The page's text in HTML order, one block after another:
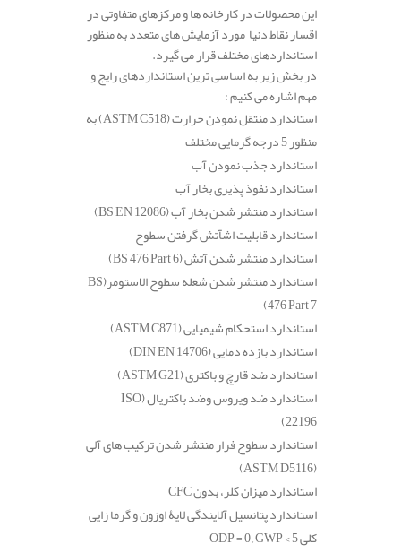
این محصولات در کارخانه ها و مرکزهای متفاوتی در
اقسار نقاط دنیا مورد آزمایش های متعدد به منظور
استانداردهای مختلف قرار می گیرد.
در بخش زیر به اساسی ترین استانداردهای رایج و
مهم اشاره می کنیم :
استاندارد منتقل نمودن حرارت(ASTM C518)
به
منظور 5 درجه گرمایی مختلف
استاندارد جذب نمودن آب
استاندارد نفوذ پذیری بخار آب
استاندارد منتشر شدن بخار آب(BS EN 12086)
استاندارد قابلیت اشآتش گرفتن سطوح
استاندارد منتشر شدن آتش(BS 476 Part 6)
استاندارد منتشر شدن شعله سطوح الاستومر(BS
476 Part 7)
استاندارد استحکام شیمیایی(ASTM C871)
استاندارد بازده دمایی(DIN EN 14706)
استاندارد ضد قارچ و باکتری(ASTM G21)
استاندارد ضد ویروس وضد باکتریال (ISO
22196)
استاندارد سطوح فرار منتشر شدن ترکیب های آلی
(ASTM D5116)
استاندارد میزان کلر، بدونCFC
استاندارد پتانسیل آلایندگی لایۀ اوزون و گرما زایی
کلیODP = 0 , GWP < 5